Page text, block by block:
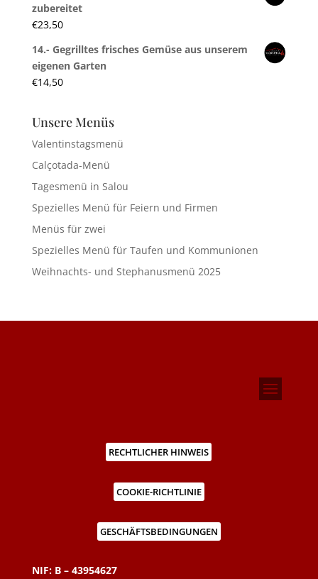
zubereitet
€23,50
14.- Gegrilltes frisches Gemüse aus unserem
eigenen Garten
€14,50
Unsere Menüs
Valentinstagsmenü
Calçotada-Menü
Tagesmenü in Salou
Spezielles Menü für Feiern und Firmen
Menüs für zwei
Spezielles Menü für Taufen und Kommunionen
Weihnachts- und Stephanusmenü 2025
RECHTLICHER HINWEIS
COOKIE-RICHTLINIE
GESCHÄFTSBEDINGUNGEN
NIF: B – 43954627